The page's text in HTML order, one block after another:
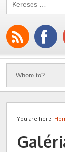
You are here: